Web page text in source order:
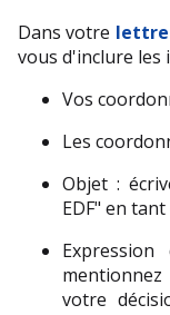
Dans votre lettre
vous d'inclure les
Vos
Les
Objet :
EDF" en
votre